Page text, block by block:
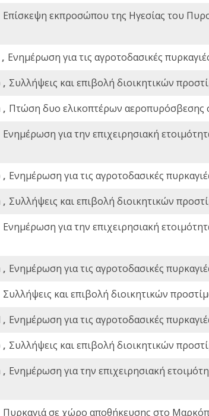
Επίσκεψη εκπροσώπου της Ηγεσίας του
Ενημέρωση για τις αγροτοδασικές
, Συλλήψεις και επιβολή διοικητικών
, Πτώση δυο ελικοπτέρων αεροπυρόσβεσης
Ενημέρωση για την επιχειρησιακή
, Ενημέρωση για τις αγροτοδασικές
, Συλλήψεις και επιβολή διοικητικών
Ενημέρωση για την επιχειρησιακή
, Ενημέρωση για τις αγροτοδασικές
Συλλήψεις και επιβολή διοικητικών
, Ενημέρωση για τις αγροτοδασικές
, Συλλήψεις και επιβολή διοικητικών
, Ενημέρωση για την επιχειρησιακή
Πυρκαγιά σε χώρο αποθήκευσης στο